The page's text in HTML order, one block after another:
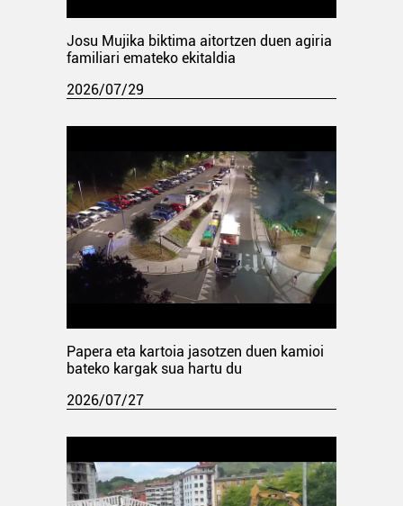
Josu Mujika biktima aitortzen duen agiria
familiari emateko ekitaldia
2026/07/29
Papera eta kartoia jasotzen duen kamioi
bateko kargak sua hartu du
2026/07/27